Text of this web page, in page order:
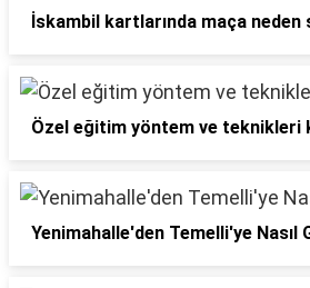
İskambil kartlarında maça neden
Özel eğitim yöntem ve teknikleri
Yenimahalle'den Temelli'ye Nasıl